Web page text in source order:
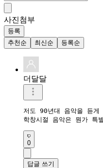
사진첨부
등록
추천순
최신순 등록순
더달달
저도 90년대 음악을 듣게
학창시절 음악은 뭔가 특
0
답글 쓰기